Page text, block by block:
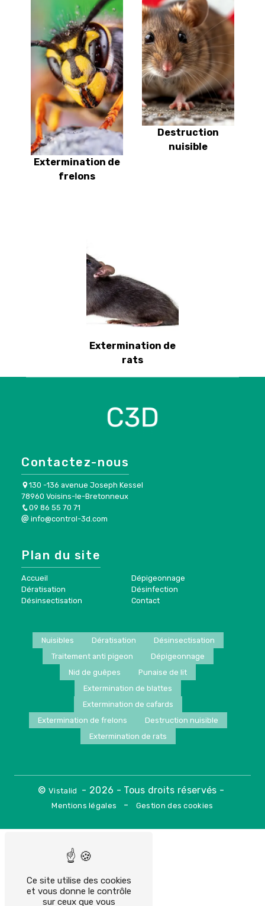
Extermination de
frelons
Destruction
nuisible
Extermination de
rats
Contactez-nous
130 -136 avenue Joseph Kessel
78960 Voisins-le-Bretonneux
09 86 55 70 71
info@control-3d.com
Plan du site
Accueil
Dératisation
Désinsectisation
Dépigeonnage
Désinfection
Contact
Nuisibles Dératisation
Désinsectisation
Traitement anti pigeon
Dépigeonnage
Nid de guêpes
Punaise de lit
Extermination de blattes
Extermination de cafards
Extermination de frelons
Destruction nuisible
Extermination de rats
©Vistalid - 2026 - Tous droits réservés -
Mentions légales - Gestion des cookies
Ce site utilise des cookies
et vous donne le contrôle
sur ceux que vous